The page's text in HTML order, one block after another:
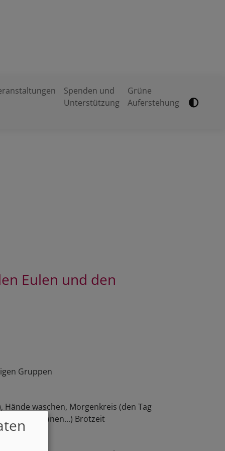
Spenden und
Unterstützung
Grüne
Auferstehung
Eulen und den
Gruppen
waschen, Morgenkreis (den Tag
singen, planen...) Brotzeit